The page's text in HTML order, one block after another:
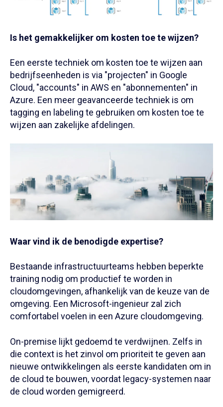
Is het gemakkelijker om kosten toe te wijzen?
Een eerste techniek om kosten toe te wijzen aan
bedrijfseenheden is via "projecten" in Google
Cloud, "accounts" in AWS en "abonnementen" in
Azure. Een meer geavanceerde techniek is om
tagging en labeling te gebruiken om kosten toe te
wijzen aan zakelijke afdelingen.
Waar vind ik de benodigde expertise?
Bestaande infrastructuurteams hebben beperkte
training nodig om productief te worden in
cloudomgevingen, afhankelijk van de keuze van de
omgeving. Een Microsoft-ingenieur zal zich
comfortabel voelen in een Azure cloudomgeving.
On-premise lijkt gedoemd te verdwijnen. Zelfs in
die context is het zinvol om prioriteit te geven aan
nieuwe ontwikkelingen als eerste kandidaten om in
de cloud te bouwen, voordat legacy-systemen naar
de cloud worden gemigreerd.